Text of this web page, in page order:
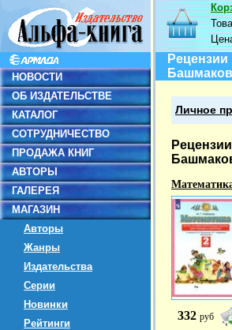
НОВОСТИ
ОБ ИЗДАТЕЛЬСТВЕ
КАТАЛОГ
СОТРУДНИЧЕСТВО
ПРОДАЖА КНИГ
АВТОРЫ
ГАЛЕРЕЯ
МАГАЗИН
Авторы
Жанры
Издательства
Серии
Новинки
Рейтинги
Личное
332 руб